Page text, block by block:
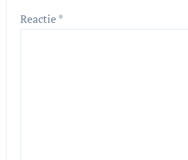
Reactie*